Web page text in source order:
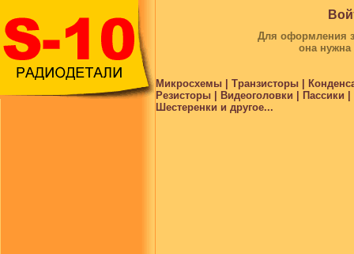
Для оформления
она
Микросхемы | Транзисторы |
Резисторы | Видеоголовки |
Шестеренки и другое...